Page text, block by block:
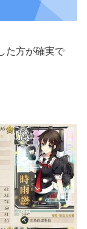
た方が確実で